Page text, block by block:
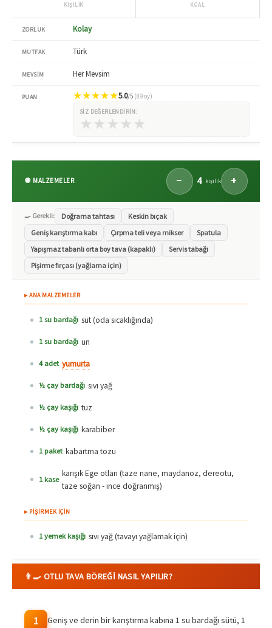
KİŞİLİK KCAL
ZORLUK Kolay
MUTFAK Türk
MEVSIM Her Mevsim
PUAN ★★★★★5.0/5 (89 oy)
SIZ DEĞERLENDIRIN:
★ ★ ★ ★ ★
🧅 MALZEMELER − 4 kişilik +
🍳 Gerekli: Doğrama tahtası
Keskin bıçak
Geniş karıştırma kabı
Çırpma teli veya mikser
Spatula
Yapışmaz tabanlı orta boy tava (kapaklı)
Servis tabağı
Pişirme fırçası (yağlama için)
▸ ANA MALZEMELER
1 su bardağı süt (oda sıcaklığında)
1 su bardağı un
4 adet yumurta
½ çay bardağı sıvı yağ
½ çay kaşığı tuz
½ çay kaşığı karabiber
1 paket kabartma tozu
1 kase
karışık Ege otları (taze nane, maydanoz, dereotu,
taze soğan - ince doğranmış)
▸ PİŞİRMEK İÇİN
1 yemek kaşığı sıvı yağ (tavayı yağlamak için)
👨‍🍳 OTLU TAVA BÖREĞI NASIL YAPILIR?
1
Geniş ve derin bir karıştırma kabına 1 su bardağı sütü, 1